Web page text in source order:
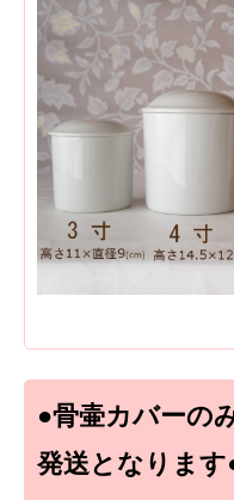
●骨壷カバーの
発送となります